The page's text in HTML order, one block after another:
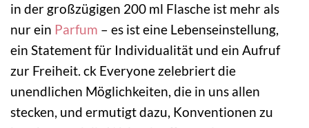
in der großzügigen 200 ml Flasche ist mehr als
nur ein Parfum – es ist eine Lebenseinstellung,
ein Statement für Individualität und ein Aufruf
zur Freiheit. ck Everyone zelebriert die
unendlichen Möglichkeiten, die in uns allen
stecken, und ermutigt dazu, Konventionen zu